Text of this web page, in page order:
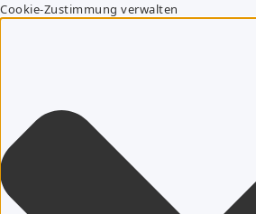
Cookie-Zustimmung verwalten